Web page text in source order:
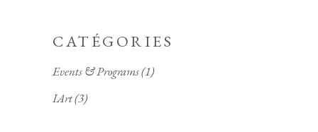
CATÉGORIES
Events & Programs(1)
IArt(3)